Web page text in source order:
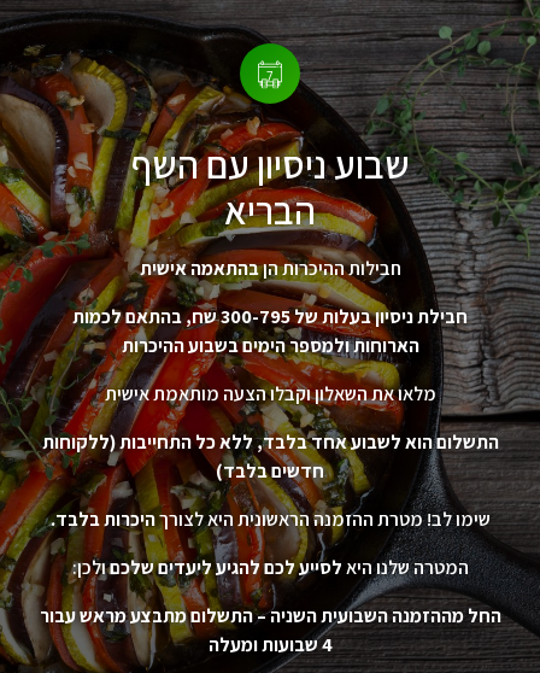
שבוע ניסיון עם השף
הבריא
חבילות ההיכרות הןבהתאמה אישית
חבילת ניסיון בעלות של 300-795 שח, בהתאם לכמות
הארוחות ולמספר הימים בשבוע ההיכרות
מלאו את השאלון וקבלו הצעה מותאמת אישית
התשלום הוא לשבוע אחד בלבד, ללא כל התחייבות (ללקוחות
חדשים בלבד)
שימו לב! מטרת ההזמנה הראשונית היא לצורךהיכרות בלבד.
המטרה שלנו היאלסייע לכם להגיע ליעדים שלכםולכן:
החל מההזמנה השבועית השניה – התשלום מתבצע מראש עבור
4 שבועות ומעלה